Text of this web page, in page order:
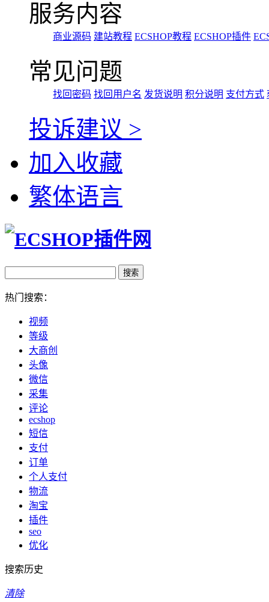
服务内容
商业源码 建站教程 ECSHOP教程 ECSHOP插件
常见问题
找回密码 找回用户名 发货说明 积分说明 支付方式
投诉建议 >
加入收藏
繁体语言
热门搜索：
视频
等级
大商创
头像
微信
采集
评论
ecshop
短信
支付
订单
个人支付
物流
淘宝
插件
seo
优化
搜索历史
清除